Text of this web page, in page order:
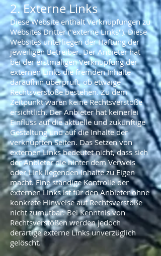
2. Externe Links
Diese Website enthält Verknüpfungen zu
Websites Dritter ("externe Links"). Diese
Websites unterliegen der Haftung der
jeweiligen Betreiber. Der Anbieter hat
bei der erstmaligen Verknüpfung der
externen Links die fremden Inhalte
daraufhin überprüft, ob etwaige
Rechtsverstöße bestehen. Zu dem
Zeitpunkt waren keine Rechtsverstöße
ersichtlich. Der Anbieter hat keinerlei
Einfluss auf die aktuelle und zukünftige
Gestaltung und auf die Inhalte der
verknüpften Seiten. Das Setzen von
externen Links bedeutet nicht, dass sich
der Anbieter die hinter dem Verweis
oder Link liegenden Inhalte zu Eigen
macht. Eine ständige Kontrolle der
externen Links ist für den Anbieter ohne
konkrete Hinweise auf Rechtsverstöße
nicht zumutbar. Bei Kenntnis von
Rechtsverstößen werden jedoch
derartige externe Links unverzüglich
gelöscht.